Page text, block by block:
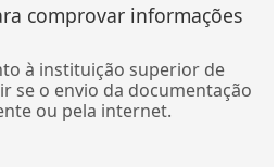
comprovar informações
à instituição superior de
se o envio da documentação
ou pela internet.